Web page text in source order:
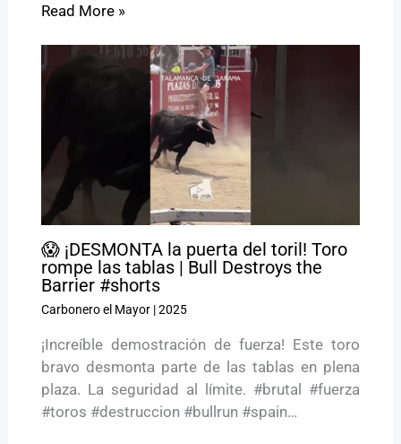
Read More »
😱 ¡DESMONTA la puerta del toril! Toro
rompe las tablas | Bull Destroys the
Barrier #shorts
Carbonero el Mayor|2025
¡Increíble demostración de fuerza! Este toro
bravo desmonta parte de las tablas en plena
plaza. La seguridad al límite. #brutal #fuerza
#toros #destruccion #bullrun #spain…